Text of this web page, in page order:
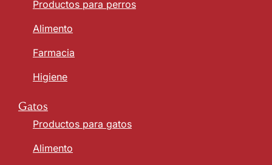
Productos para perros
Alimento
Farmacia
Higiene
Gatos
Productos para gatos
Alimento